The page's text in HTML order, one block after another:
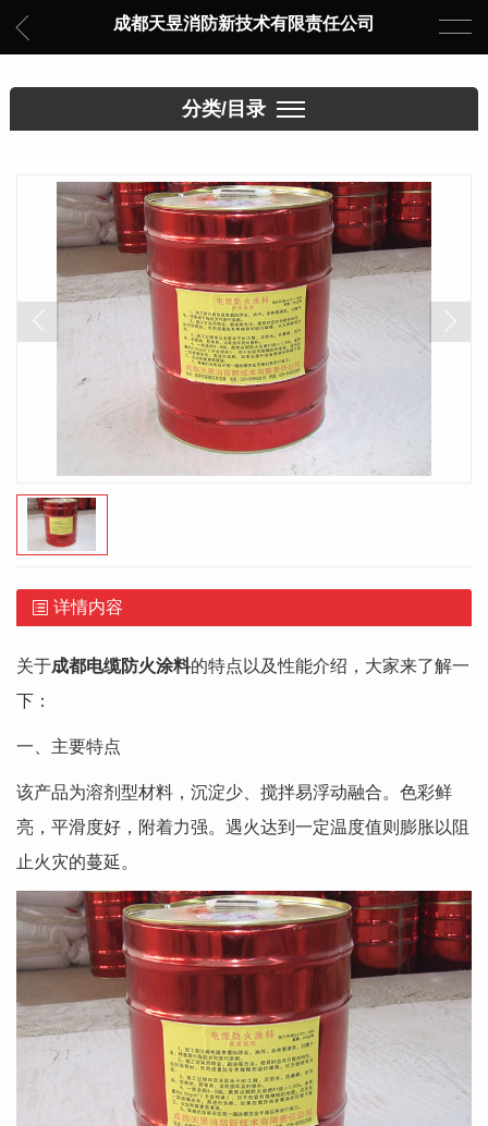
成都天昱消防新技术有限责任公司
分类/目录
详情内容
关于成都电缆防火涂料的特点以及性能介绍，大家来了解一
下：
一、主要特点
该产品为溶剂型材料，沉淀少、搅拌易浮动融合。色彩鲜
亮，平滑度好，附着力强。遇火达到一定温度值则膨胀以阻
止火灾的蔓延。